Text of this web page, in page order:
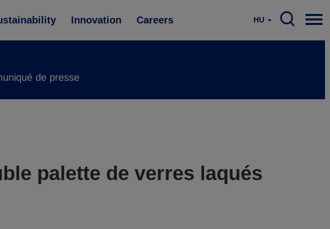
Innovation Careers HU
de presse
palette de verres laqués